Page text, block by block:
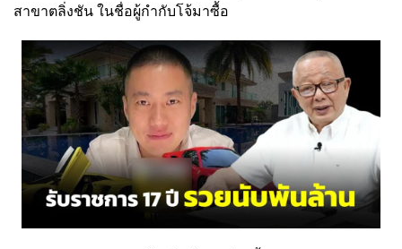
สาขาตลิ่งชัน ในชื่อผู้กำกับโจ้มาซื้อ